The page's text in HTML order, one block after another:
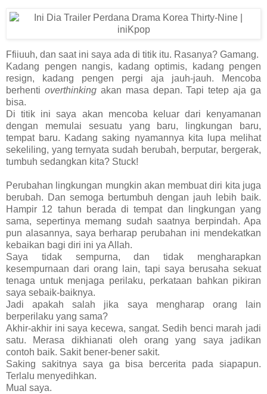
Ffiiuuh, dan saat ini saya ada di titik itu. Rasanya? Gamang.
Kadang pengen nangis, kadang optimis, kadang pengen
resign, kadang pengen pergi aja jauh-jauh. Mencoba
berhenti overthinkingakan masa depan. Tapi tetep aja ga
bisa.
Di titik ini saya akan mencoba keluar dari kenyamanan
dengan memulai sesuatu yang baru, lingkungan baru,
tempat baru. Kadang saking nyamannya kita lupa melihat
sekeliling, yang ternyata sudah berubah, berputar, bergerak,
tumbuh sedangkan kita? Stuck!
Perubahan lingkungan mungkin akan membuat diri kita juga
berubah. Dan semoga bertumbuh dengan jauh lebih baik.
Hampir 12 tahun berada di tempat dan lingkungan yang
sama, sepertinya memang sudah saatnya berpindah. Apa
pun alasannya, saya berharap perubahan ini mendekatkan
kebaikan bagi diri ini ya Allah.
Saya tidak sempurna, dan tidak mengharapkan
kesempurnaan dari orang lain, tapi saya berusaha sekuat
tenaga untuk menjaga perilaku, perkataan bahkan pikiran
saya sebaik-baiknya.
Jadi apakah salah jika saya mengharap orang lain
berperilaku yang sama?
Akhir-akhir ini saya kecewa, sangat. Sedih benci marah jadi
satu. Merasa dikhianati oleh orang yang saya jadikan
contoh baik. Sakit bener-bener sakit.
Saking sakitnya saya ga bisa bercerita pada siapapun.
Terlalu menyedihkan.
Mual saya.